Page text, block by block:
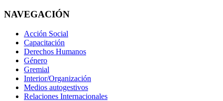
NAVEGACIÓN
Acción Social
Capacitación
Derechos Humanos
Género
Gremial
Interior/Organización
Medios autogestivos
Relaciones Internacionales